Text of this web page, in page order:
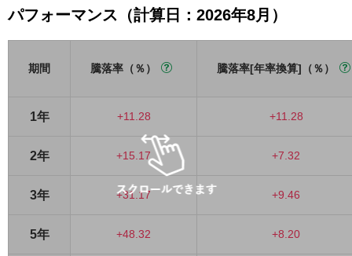
パフォーマンス（計算日：2026年8月）
期間 騰落率（％） 騰落率[年率換算]（％）
1年 +11.28 +11.28
2年 +15.17 +7.32
3年 +31.17 +9.46
5年 +48.32 +8.20